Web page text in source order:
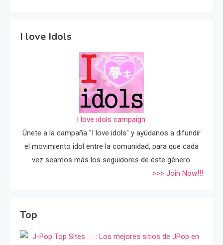
I love Idols
I love idols campaign.
Únete a la campaña "I love idols" y ayúdanos a difundir
el movimiento idol entre la comunidad, para que cada
vez seamos más los seguidores de éste género.
>>> Join Now!!!
Top